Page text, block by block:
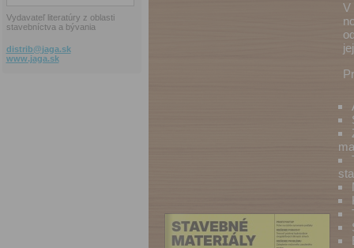
Vydavateľ literatúry z oblasti
stavebníctva a bývania
distrib@jaga.sk
www.jaga.sk
V